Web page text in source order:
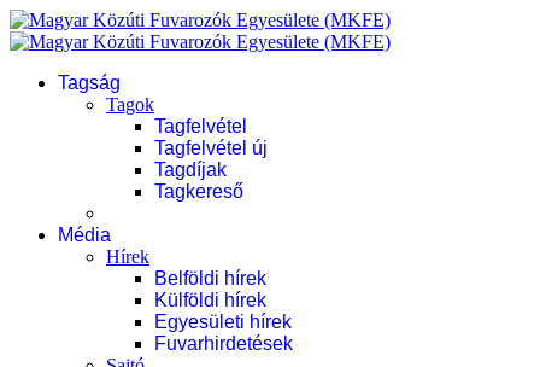
Tagság
Tagok
Tagfelvétel
Tagfelvétel új
Tagdíjak
Tagkereső
Média
Hírek
Belföldi hírek
Külföldi hírek
Egyesületi hírek
Fuvarhirdetések